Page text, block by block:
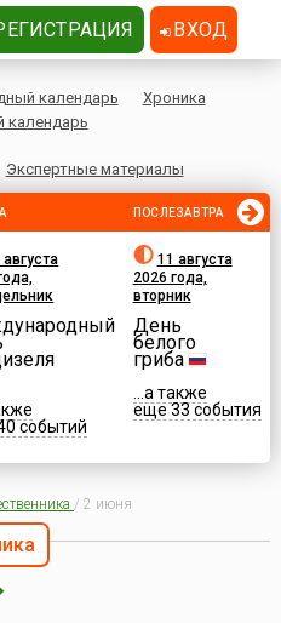
календарь
Хроника
календарь
Экспертные материалы
августа
событий
ПОСЛЕЗАВТРА
11 августа
2026 года,
вторник
День
белого
гриба
...а также
еще 33 события
/ 2 июня
ВХОД